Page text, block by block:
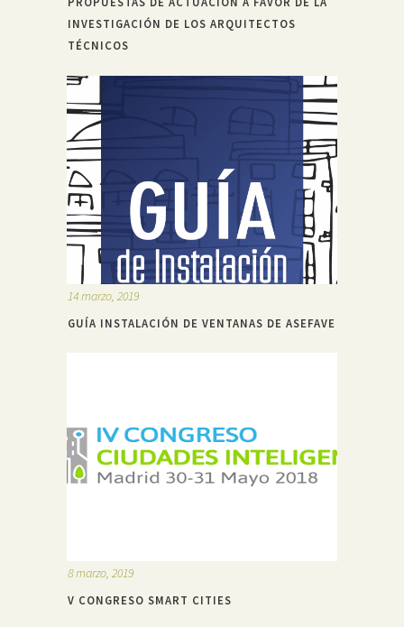
INVESTIGACIÓN DE LOS ARQUITECTOS
TÉCNICOS
14 marzo, 2019
GUÍA INSTALACIÓN DE VENTANAS DE ASEFAVE
8 marzo, 2019
V CONGRESO SMART CITIES